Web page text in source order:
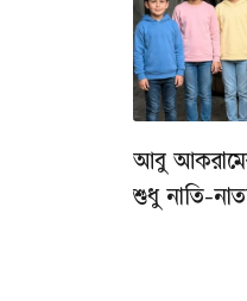
আবু
শুধু নাতি-